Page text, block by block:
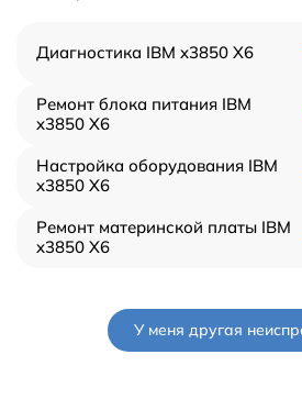
Диагностика IBM x3850 X6
Ремонт блока питания IBM
x3850 X6
Настройка оборудования IBM
x3850 X6
Ремонт материнской платы IBM
x3850 X6
У меня другая